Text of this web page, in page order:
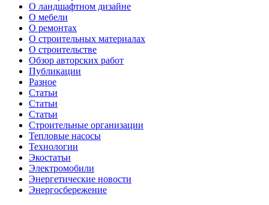
О ландшафтном дизайне
О мебели
О ремонтах
О строительных материалах
О строительстве
Обзор авторских работ
Публикации
Разное
Статьи
Статьи
Статьи
Строительные организации
Тепловые насосы
Технологии
Экостатьи
Электромобили
Энергетические новости
Энергосбережение